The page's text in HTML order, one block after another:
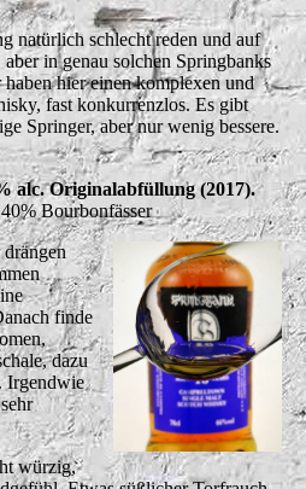
natürlich schlecht reden und auf
in genau solchen Springbanks
hier einen komplexen und
fast konkurrenzlos. Es gibt
Springer, aber nur wenig bessere.
alc. Originalabfüllung (2017).
Bourbonfässer
finde
dazu
Irgendwie
würzig,